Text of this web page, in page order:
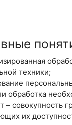
техники;
обработка
– совокупность
их